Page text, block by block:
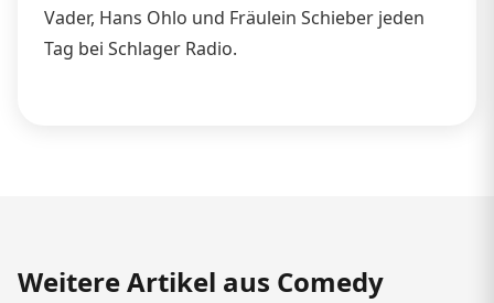
Vader, Hans Ohlo und Fräulein Schieber jeden
Tag bei Schlager Radio.
Weitere Artikel aus Comedy